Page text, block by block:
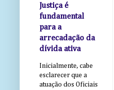
Justiça é
fundamental
para a
arrecadação da
dívida ativa
Inicialmente, cabe
esclarecer que a
atuação dos Oficiais